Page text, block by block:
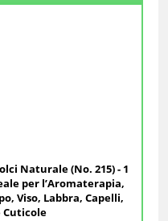
Naturale (No. 215) - 1
per l’Aromaterapia,
Viso, Labbra, Capelli,
Cuticole